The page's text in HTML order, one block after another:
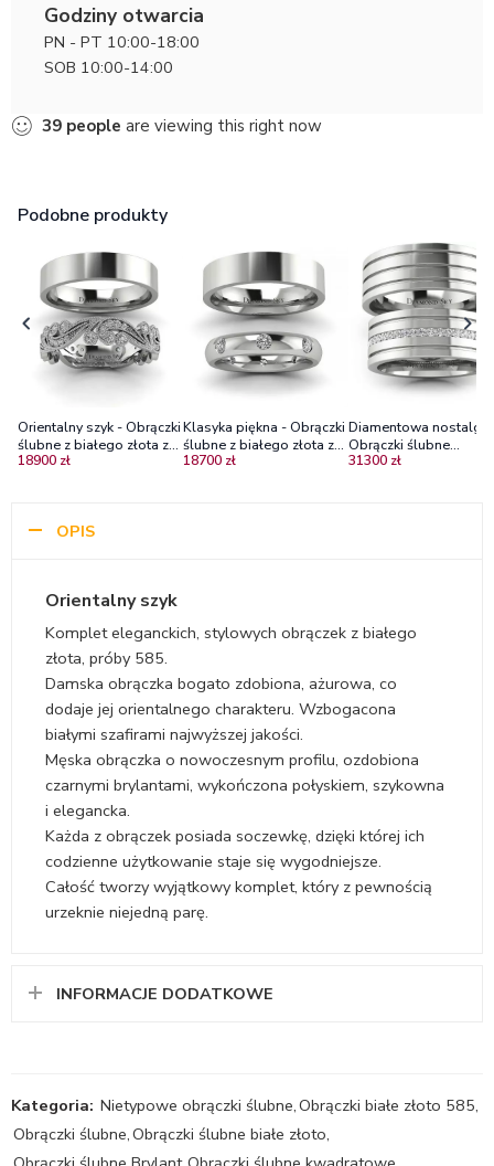
Godziny otwarcia
PN - PT 10:00-18:00
SOB 10:00-14:00
39 people are viewing this right now
Podobne produkty
Orientalny szyk - Obrączki
ślubne z białego złota z
diamentami
18900 zł
Klasyka piękna - Obrączki
ślubne z białego złota z
brylantami
18700 zł
Diamentowa
Obrączki ślubne
wykonane z białego
31300 zł
OPIS
Orientalny szyk
Komplet eleganckich, stylowych obrączek z białego
złota, próby 585.
Damska obrączka bogato zdobiona, ażurowa, co
dodaje jej orientalnego charakteru. Wzbogacona
białymi szafirami najwyższej jakości.
Męska obrączka o nowoczesnym profilu, ozdobiona
czarnymi brylantami, wykończona połyskiem, szykowna
i elegancka.
Każda z obrączek posiada soczewkę, dzięki której ich
codzienne użytkowanie staje się wygodniejsze.
Całość tworzy wyjątkowy komplet, który z pewnością
urzeknie niejedną parę.
INFORMACJE DODATKOWE
Kategoria: Nietypowe obrączki ślubne,Obrączki białe złoto 585,
Obrączki ślubne,Obrączki ślubne białe złoto,